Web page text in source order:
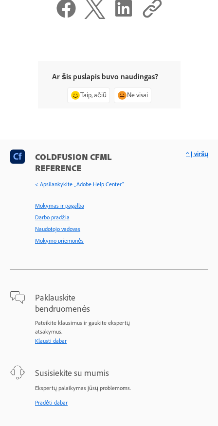
Ar šis puslapis buvo naudingas?
Taip, ačiū Ne visai
COLDFUSION CFML
REFERENCE
< Apsilankykite „Adobe Help Center“
Mokymas ir pagalba
Darbo pradžia
Naudotojo vadovas
Mokymo priemonės
Paklauskite
bendruomenės
Pateikite klausimus ir gaukite ekspertų
atsakymus.
Klausti dabar
Susisiekite su mumis
Ekspertų palaikymas jūsų problemoms.
Pradėti dabar
^ Į viršų